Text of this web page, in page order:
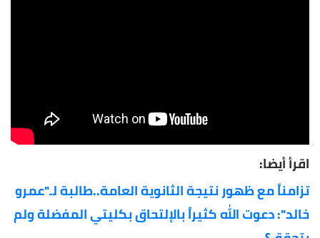
اقرأ أيضا:
تزامناً مع ظهور نتيجة الثانوية العامة..طالبة لـ"عمرو
خالد": دعوت الله كثيراً بالإلتحاق بكليتي المفضلة ولم